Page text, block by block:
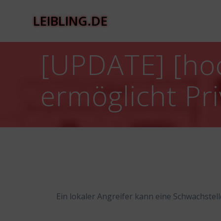
LEIBLING.DE
[UPDATE]
ermöglicht
Ein lokaler Angreifer kann eine